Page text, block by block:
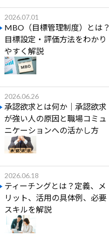
2026.07.01
MBO（目標管理制度）とは？
目標設定・評価方法をわかり
やすく解説
2026.06.26
承認欲求とは何か｜承認欲求
が強い人の原因と職場コミュ
ニケーションへの活かし方
2026.06.18
ティーチングとは？定義、メ
リット、活用の具体例、必要
スキルを解説